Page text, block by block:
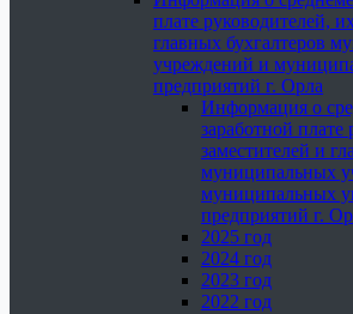
плате руководителей,
главных бухгалтеров
учреждений и
предприятий г. Орла
Информация о
заработной плате
заместителей и
муниципальных
муниципальных
предприятий г.
2025 год
2024 год
2023 год
2022 год